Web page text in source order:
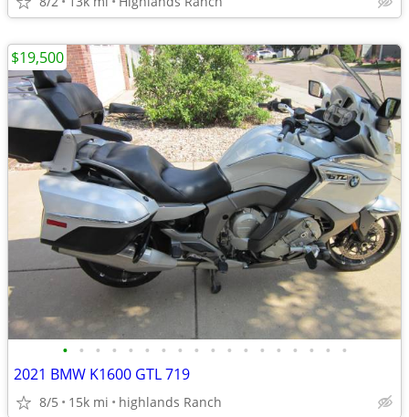
• • • • • • • • • • • • • • • • • •
2021 BMW K1600 GTL 719
8/5 15k mi highlands Ranch
$19,500